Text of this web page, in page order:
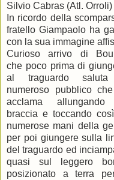
Silvio Cabras (Atl.
In ricordo della
fratello Giampaolo ha
con la sua immagine
Curioso arrivo di
che poco prima di
al traguardo
numeroso pubblico
acclama
braccia e toccando
numerose mani della
per poi giungere sulla
del traguardo ed
quasi sul leggero
posizionato a terra